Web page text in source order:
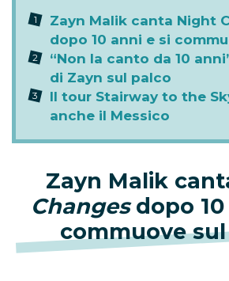
Zayn Malik canta Night
dopo 10 anni e si
“Non la canto da 10
di Zayn sul palco
Il tour Stairway to the
anche il Messico
Zayn Malik
Changesdopo 10
commuove